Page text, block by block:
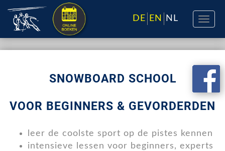
DE EN NL
SNOWBOARD SCHOOL
VOOR BEGINNERS & GEVORDERDEN
leer de coolste sport op de pistes kennen
intensieve lessen voor beginners, experts